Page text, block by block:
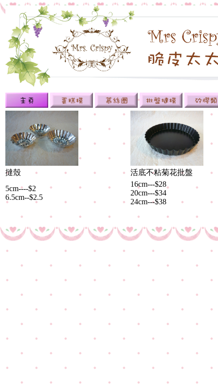
撻殼
活底不粘菊花批盤
5cm----$2
6.5cm--$2.5
16cm---$28
20cm---$34
24cm---$38